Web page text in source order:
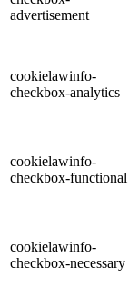
advertisement
cookielawinfo-
checkbox-analytics
cookielawinfo-
checkbox-functional
cookielawinfo-
checkbox-necessary